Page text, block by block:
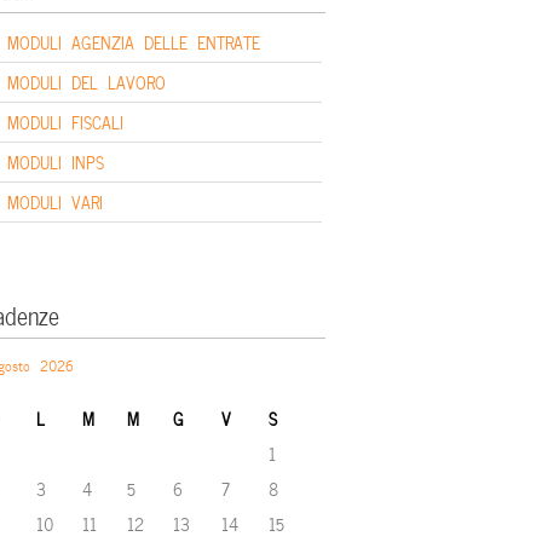
MODULI AGENZIA DELLE ENTRATE
MODULI DEL LAVORO
MODULI FISCALI
MODULI INPS
MODULI VARI
2026
L M M G V S
1
3 4 5 6 7
8
10 11 12 13 14
15